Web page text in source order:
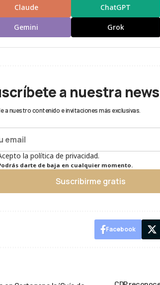
Claude ChatGPT
Gemini Grok
a nuestra
a nuestro contenido e invitaciones más exclusivas.
la política de privacidad.
darte de baja en cualquier momento.
Suscribirme gratis
Facebook